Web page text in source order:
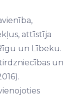
attīstīja
un Lībeku.
un